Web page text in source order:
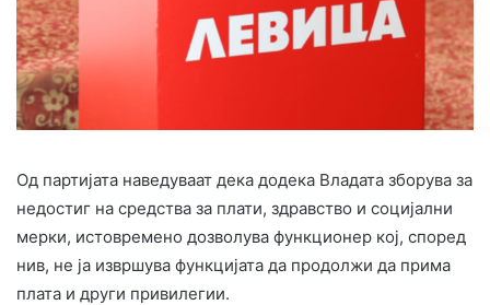
Од партијата наведуваат дека додека Владата зборува за
недостиг на средства за плати, здравство и социјални
мерки, истовремено дозволува функционер кој, според
нив, не ја извршува функцијата да продолжи да прима
плата и други привилегии.